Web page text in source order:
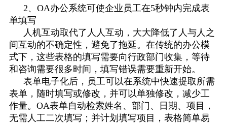
2、 OA办公系统可使企业员工在5秒钟内完成表
单填写
人机互动取代了人人互动，大大降低了人与人之
间互动的不确定性，避免了拖延。在传统的办公模
式下，这些表格的填写需要向行政部门收集，等待
和咨询需要很多时间，填写错误需要重新开始。
表单电子化后，员工可以在系统中快速提取所需
表单，随时填写或修改，并可以单独修改，减少工
作量。 OA表单自动检索姓名、部门、日期、项目，
无需人工二次填写；并计划填写项目，表格简单易